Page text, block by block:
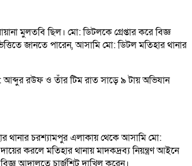
মুলতবি ছিল। মো: ডিটলকে গ্রেপ্তার করে বিজ্ঞ
জানতে পারেন, আসামি মো: ডিটল মতিহার থানার
আব্দুর রউফ ও তাঁর টিম রাত সাড়ে ৯ টায় অভিযান
থানার চরশ্যামপুর এলাকায় থেকে আসামি মো:
করলে মতিহার থানায় মাদকদ্রব্য নিয়ন্ত্রণ আইনে